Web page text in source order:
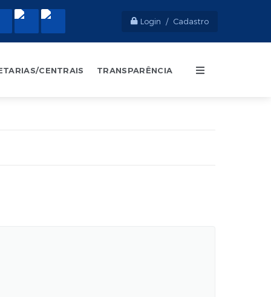
Login / Cadastro
CENTRAIS TRANSPARÊNCIA